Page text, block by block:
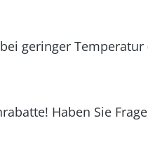
geringer Temperatur
Haben Sie